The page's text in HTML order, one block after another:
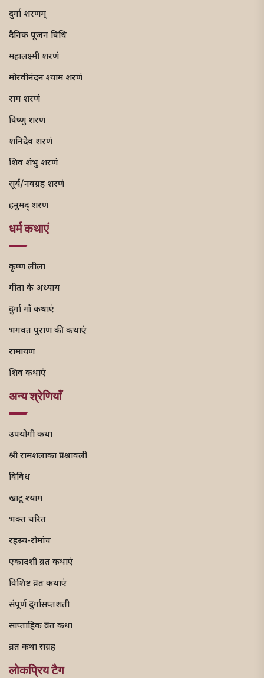
दुर्गा शरणम्
दैनिक पूजन विधि
महालक्ष्मी शरणं
मोरवीनंदन श्याम शरणं
राम शरणं
विष्णु शरणं
शनिदेव शरणं
शिव शंभु शरणं
सूर्य/नवग्रह शरणं
हनुमद् शरणं
धर्म कथाएं
कृष्ण लीला
गीता के अध्याय
दुर्गा माँ कथाएं
भगवत पुराण की कथाएं
रामायण
शिव कथाएं
अन्य श्रेणियाँ
उपयोगी कथा
श्री रामशलाका प्रश्नावली
विविध
खाटू श्याम
भक्त चरित
रहस्य-रोमांच
एकादशी व्रत कथाएं
विशिष्ट व्रत कथाएं
संपूर्ण दुर्गासप्तशती
साप्ताहिक व्रत कथा
व्रत कथा संग्रह
लोकप्रिय टैग